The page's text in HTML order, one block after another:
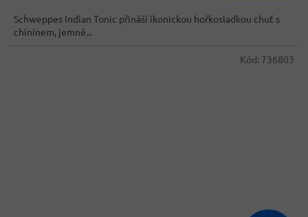
Schweppes Indian Tonic přináší ikonickou hořkosladkou chuť s
chininem, jemné...
Kód: 736803